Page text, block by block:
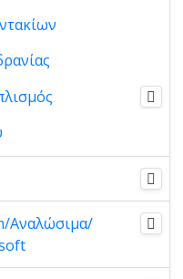
Αναλώσιμα/